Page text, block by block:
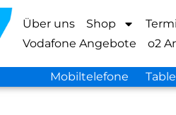
Über uns Shop
Vodafone Angebote
o2
Mobiltelefone